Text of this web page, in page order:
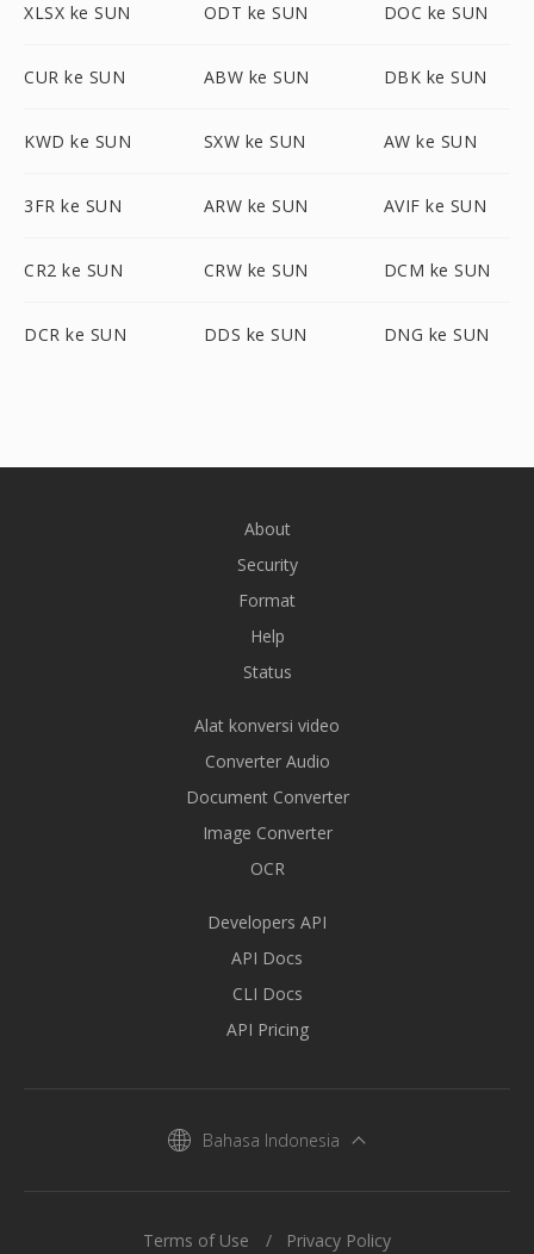
XLSX ke SUN ODT ke SUN DOC ke SUN
CUR ke SUN ABW ke SUN DBK ke SUN
KWD ke SUN SXW ke SUN AW ke SUN
3FR ke SUN ARW ke SUN AVIF ke SUN
CR2 ke SUN CRW ke SUN DCM ke SUN
DCR ke SUN DDS ke SUN DNG ke SUN
About
Security
Format
Help
Status
Alat konversi video
Converter Audio
Document Converter
Image Converter
OCR
Developers API
API Docs
CLI Docs
API Pricing
Bahasa Indonesia
Terms of Use Privacy Policy